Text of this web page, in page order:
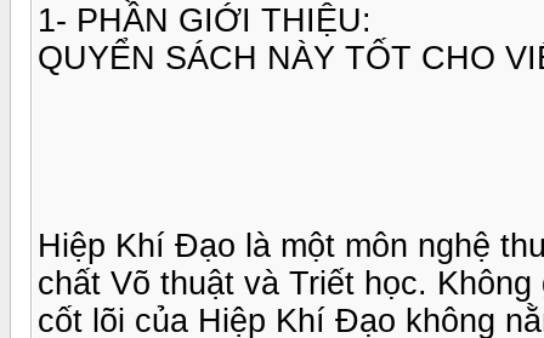
1- PHẦN GIỚI THIỆU:
QUYỂN SÁCH NÀY TỐT CHO
Hiệp Khí Đạo là một môn nghệ
chất Võ thuật và Triết học.
cốt lõi của Hiệp Khí Đạo không